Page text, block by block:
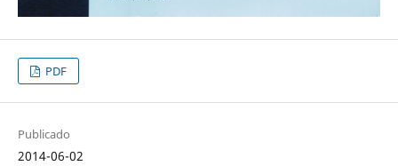
PDF
Publicado
2014-06-02